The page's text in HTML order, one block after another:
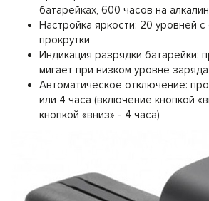
батарейках, 600 часов на
Настройка яркости: 20 уровней
прокрутки
Индикация разрядки батарейки:
мигает при низком уровне
Автоматическое отключение:
или 4 часа (включение кнопкой
кнопкой «вниз» - 4 часа)